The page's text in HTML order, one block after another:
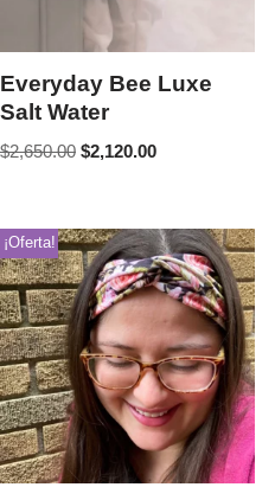
Everyday Bee Luxe
Salt Water
$2,650.00 $2,120.00
¡Oferta!